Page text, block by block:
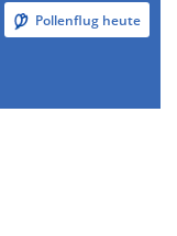
Pollenflug heute